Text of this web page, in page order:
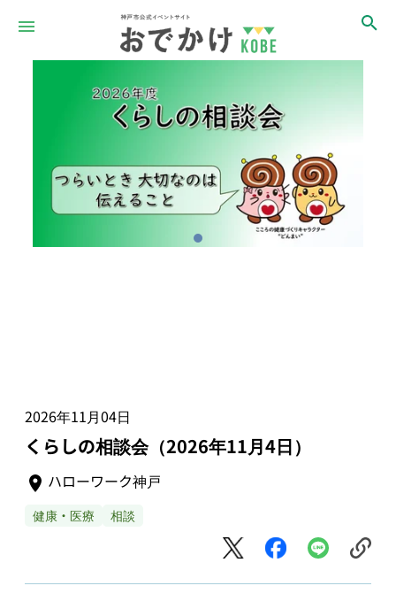
2026年11月04日
くらしの相談会（2026年11月4日）
ハローワーク神戸
健康・医療 相談